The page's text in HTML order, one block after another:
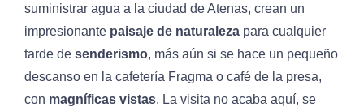
suministrar agua a la ciudad de Atenas, crean un
impresionante paisaje de naturaleza para cualquier
tarde de senderismo, más aún si se hace un pequeño
descanso en la cafetería Fragma o café de la presa,
con magníficas vistas. La visita no acaba aquí, se